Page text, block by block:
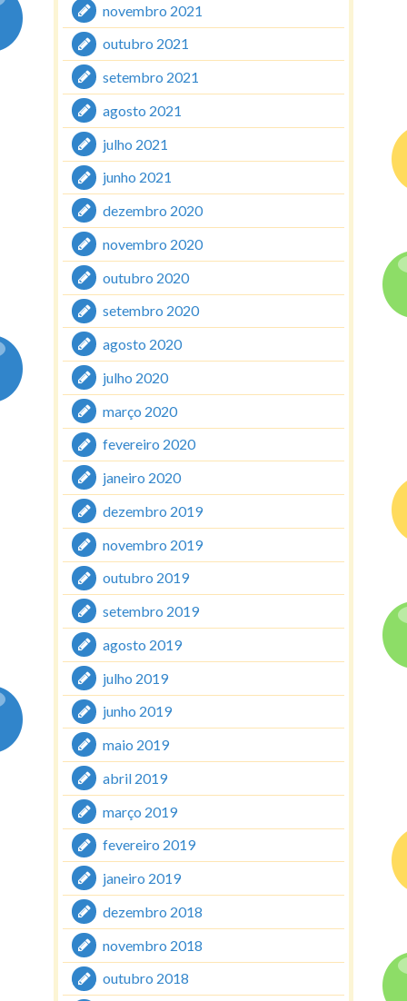
novembro 2021
outubro 2021
setembro 2021
agosto 2021
julho 2021
junho 2021
dezembro 2020
novembro 2020
outubro 2020
setembro 2020
agosto 2020
julho 2020
março 2020
fevereiro 2020
janeiro 2020
dezembro 2019
novembro 2019
outubro 2019
setembro 2019
agosto 2019
julho 2019
junho 2019
maio 2019
abril 2019
março 2019
fevereiro 2019
janeiro 2019
dezembro 2018
novembro 2018
outubro 2018